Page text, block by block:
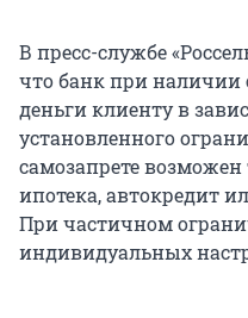
В пресс-службе
что банк при наличии
деньги клиенту в
установленного
самозапрете
ипотека, автокредит
При частичном
индивидуальных